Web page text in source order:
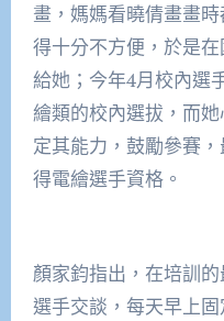
畫，媽媽看曉倩畫畫
得十分不方便，於是
給她；今年4月校內選
繪類的校內選拔，而
定其能力，鼓勵參賽
得電繪選手資格。
顏家鈞指出，在培訓
選手交談，每天早上